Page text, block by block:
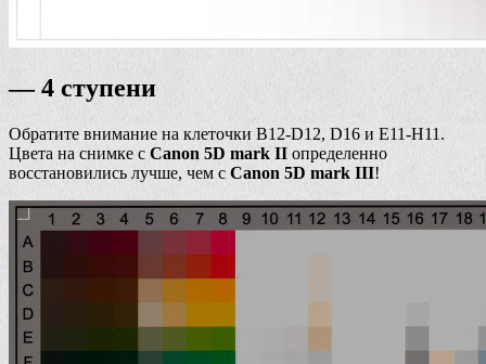
— 4 ступени
Обратите внимание на клеточки B12-D12, D16 и E11-H11.
Цвета на снимке с Canon 5D mark II определенно
восстановились лучше, чем с Canon 5D mark III!